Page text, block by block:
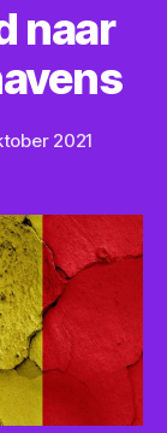
naar
2021